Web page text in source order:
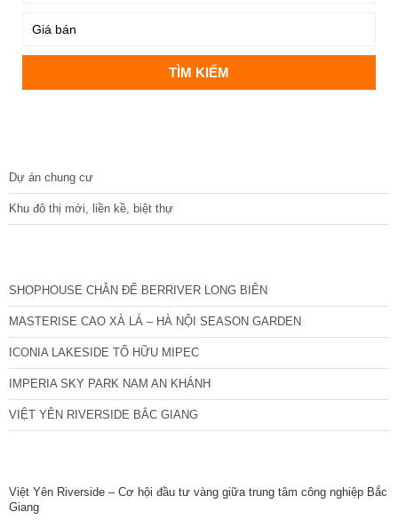
Dự án chung cư
Khu đô thị mới, liền kề, biệt thự
SHOPHOUSE CHÂN ĐẾ BERRIVER LONG BIÊN
MASTERISE CAO XÀ LÁ – HÀ NỘI SEASON GARDEN
ICONIA LAKESIDE TỐ HỮU MIPEC
IMPERIA SKY PARK NAM AN KHÁNH
VIỆT YÊN RIVERSIDE BẮC GIANG
Việt Yên Riverside – Cơ hội đầu tư vàng giữa trung tâm công nghiệp Bắc
Giang